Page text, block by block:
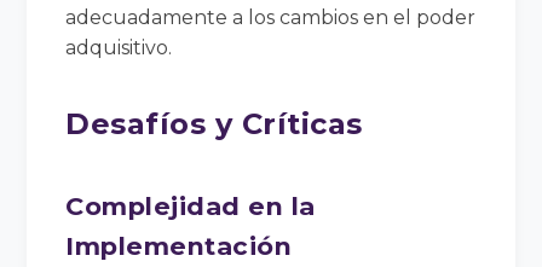
adecuadamente a los cambios en el poder
adquisitivo.
Desafíos y Críticas
Complejidad en la
Implementación